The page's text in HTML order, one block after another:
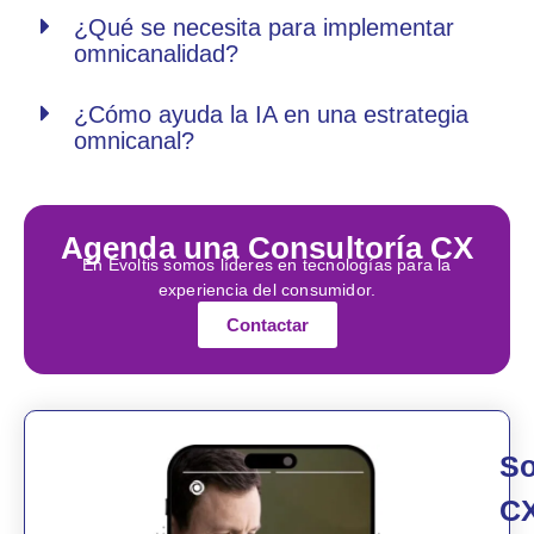
¿Qué se necesita para implementar
omnicanalidad?
¿Cómo ayuda la IA en una estrategia
omnicanal?
Agenda una Consultoría CX
En Evoltis somos líderes en tecnologías para la
experiencia del consumidor.
Contactar